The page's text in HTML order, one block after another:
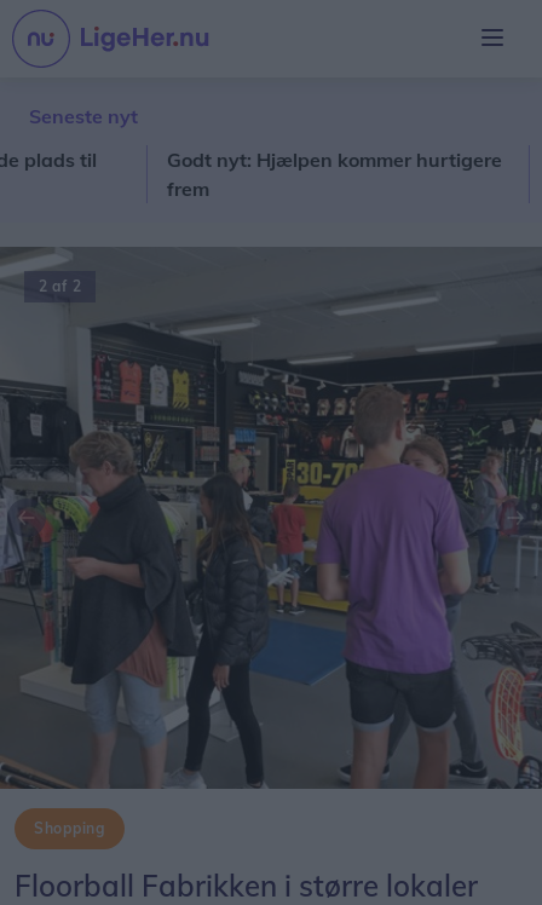
Seneste nyt
til
Godt nyt: Hjælpen kommer hurtigere
2 af 2
Forrige
Shopping
Floorball Fabrikken i større lokaler